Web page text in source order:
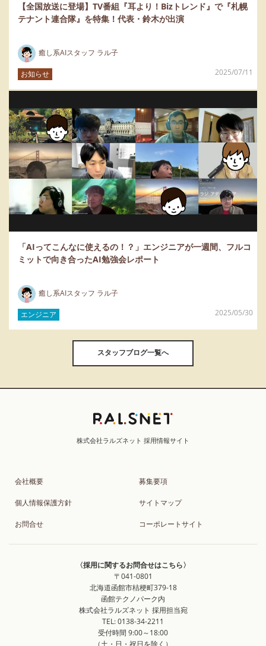
【全国放送に登場】TV番組『耳より！Bizトレンド』で『札幌
テナント連合隊』を特集！代表・鈴木が出演
癒し系AIスタッフ ラル子
お知らせ 2025/07/11
「AIってこんなに使えるの！？」エンジニアが一週間、フルコ
ミットで向き合ったAI勉強会レポート
癒し系AIスタッフ ラル子
エンジニア 2025/05/30
スタッフブログ一覧へ
会社概要 募集要項
個人情報保護方針 サイトマップ
お問合せ コーポレートサイト
〈採用に関するお問合せはこちら〉
〒041-0801
北海道函館市桔梗町379-18
函館テクノパーク内
株式会社ラルズネット 採用担当宛
TEL: 0138-34-2211
受付時間 9:00～18:00
（土・日・祝日を除く）